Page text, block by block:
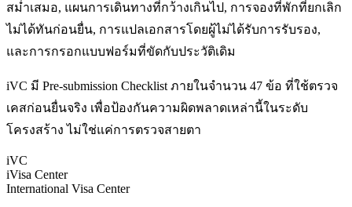
สม่ำเสมอ, แผนการเดินทางที่กว้างเกินไป, การจองที่พักที่ยกเลิก
ไม่ได้ทันก่อนยื่น, การแปลเอกสารโดยผู้ไม่ได้รับการรับรอง,
และการกรอกแบบฟอร์มที่ขัดกับประวัติเดิม
iVC มี Pre-submission Checklist ภายในจำนวน 47 ข้อ ที่ใช้ตรวจ
เคสก่อนยื่นจริง เพื่อป้องกันความผิดพลาดเหล่านี้ในระดับ
โครงสร้าง ไม่ใช่แค่การตรวจสายตา
iVC
iVisa Center
International Visa Center